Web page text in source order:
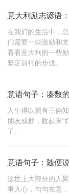
意大利励志谚语
在我们的生活中，
们需要一些激励和
看看意大利的一些
坚定前行的步伐。
意语句子：凑数
人生得以拥有三俩
朋友成群，数起来“
了。
意语句子：随便
这世上大部分的人
事入心，句句在意